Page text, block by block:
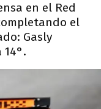
en el Red
el
Gasly